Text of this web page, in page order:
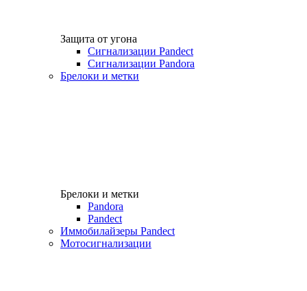
Защита от угона
Сигнализации Pandect
Сигнализации Pandora
Брелоки и метки
Брелоки и метки
Pandora
Pandect
Иммобилайзеры Pandect
Мотосигнализации